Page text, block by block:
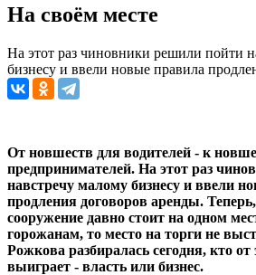
На своём месте
На этот раз чиновники решили пойти
бизнесу и ввели новые правила
От новшеств для водителей - к
предпринимателей. На этот раз
навстречу малому бизнесу и ввели
продления договоров аренды.
сооружение давно стоит на одном
горожанам, то место на торги не
Рожкова разбиралась сегодня, кто от
выиграет - власть или бизнес.